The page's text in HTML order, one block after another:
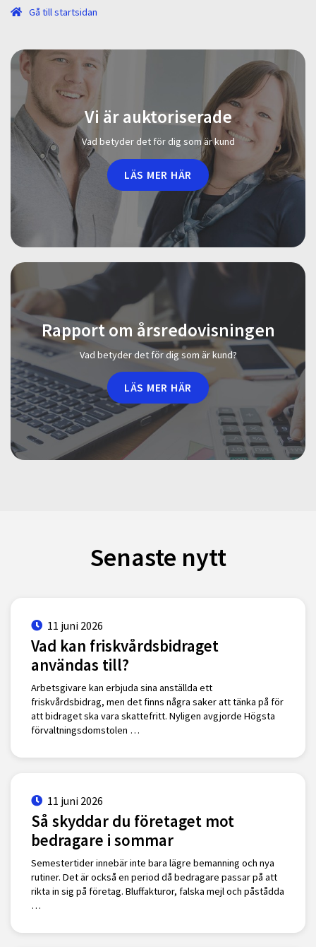
Gå till startsidan
Vi är auktoriserade
Vad betyder det för dig som är kund
LÄS MER HÄR
Rapport om årsredovisningen
Vad betyder det för dig som är kund?
LÄS MER HÄR
Senaste nytt
11 juni 2026
Vad kan friskvårdsbidraget
användas till?
Arbetsgivare kan erbjuda sina anställda ett
friskvårdsbidrag, men det finns några saker att tänka på för
att bidraget ska vara skattefritt. Nyligen avgjorde Högsta
förvaltningsdomstolen …
11 juni 2026
Så skyddar du företaget mot
bedragare i sommar
Semestertider innebär inte bara lägre bemanning och nya
rutiner. Det är också en period då bedragare passar på att
rikta in sig på företag. Bluffakturor, falska mejl och påstådda
…